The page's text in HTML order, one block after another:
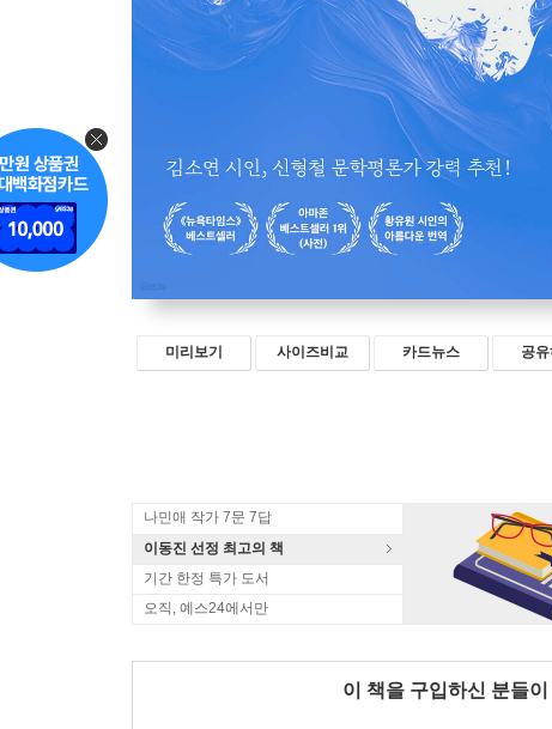
미리보기 사이즈비교 카드뉴스 공
나민애 작가 7문 7답
이동진 선정 최고의 책
기간 한정 특가 도서
오직, 예스24에서만
이 책을 구입하신 분들이